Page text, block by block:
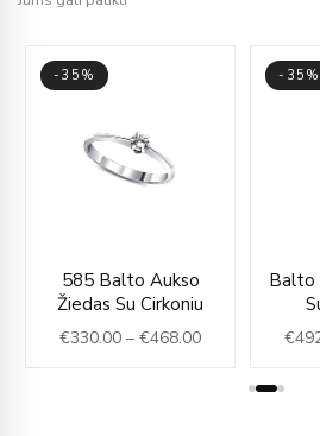
-35%
585 Balto Aukso
Žiedas Su Cirkoniu
€330.00 – €468.00
€330.00
through
-35%
Balto
€